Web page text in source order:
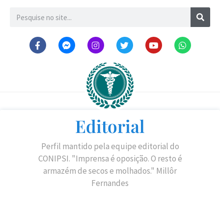
Editorial
Perfil mantido pela equipe editorial do
CONIPSI. "Imprensa é oposição. O resto é
armazém de secos e molhados." Millôr
Fernandes